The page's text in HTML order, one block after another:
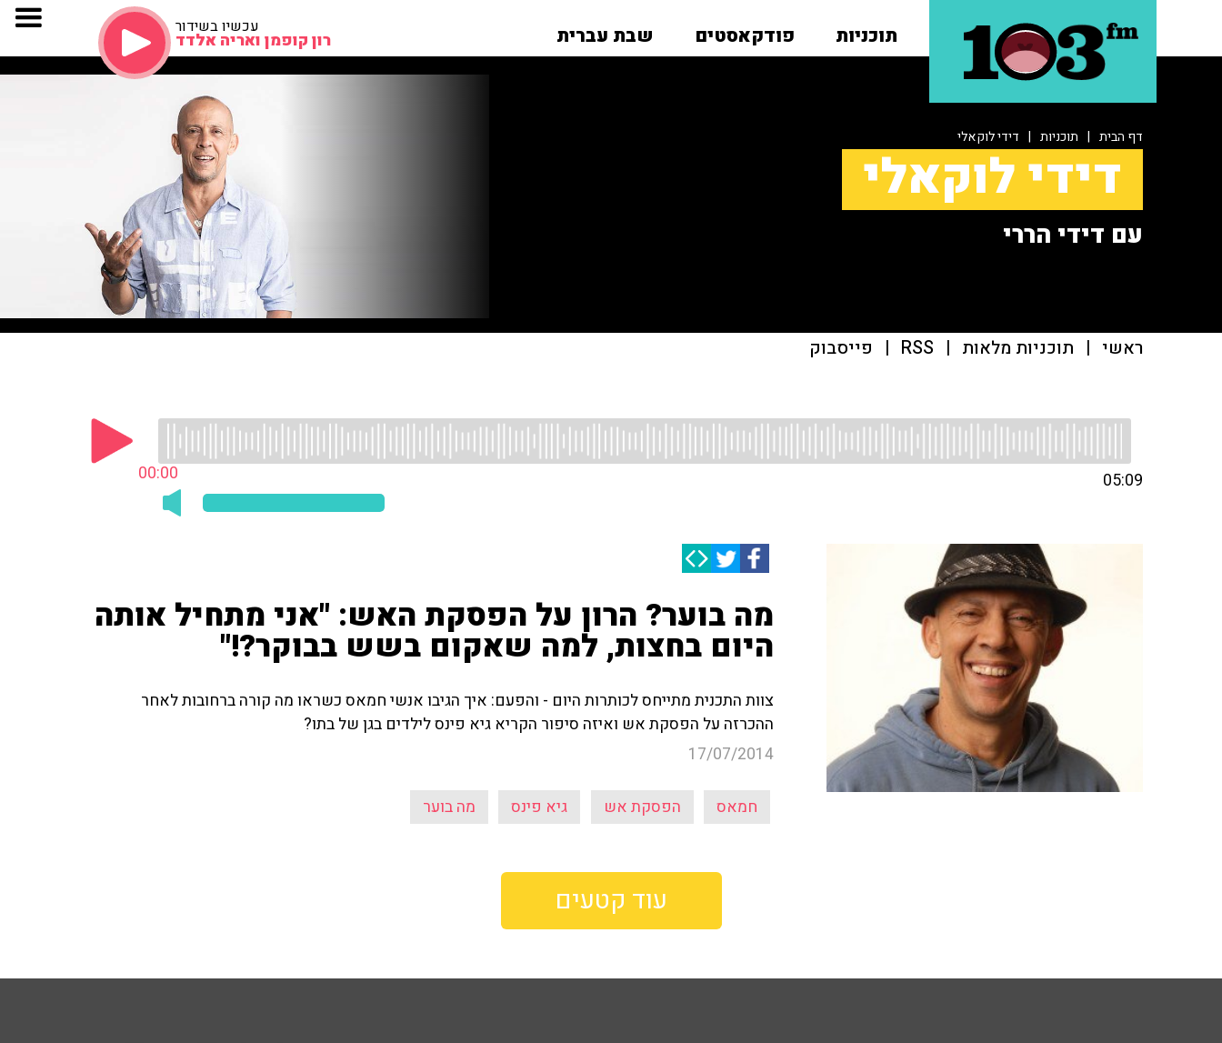
תוכניות פודקאסטים שבת עברית עכשיו בשידור
רון קופמן ואריה אלדד
דף הבית | תוכניות | דידי לוקאלי
דידי לוקאלי
עם דידי הררי
ראשי | תוכניות מלאות |
RSS
| פייסבוק
00:00 05:09
מה בוער? הרון על הפסקת האש: "אני מתחיל אותה
היום בחצות, למה שאקום בשש בבוקר?!"
צוות התכנית מתייחס לכותרות היום - והפעם: איך הגיבו אנשי חמאס כשראו מה קורה ברחובות לאחר
ההכרזה על הפסקת אש ואיזה סיפור הקריא גיא פינס לילדים בגן של בתו?
17/07/2014
חמאס הפסקת אש גיא פינס מה בוער
עוד קטעים